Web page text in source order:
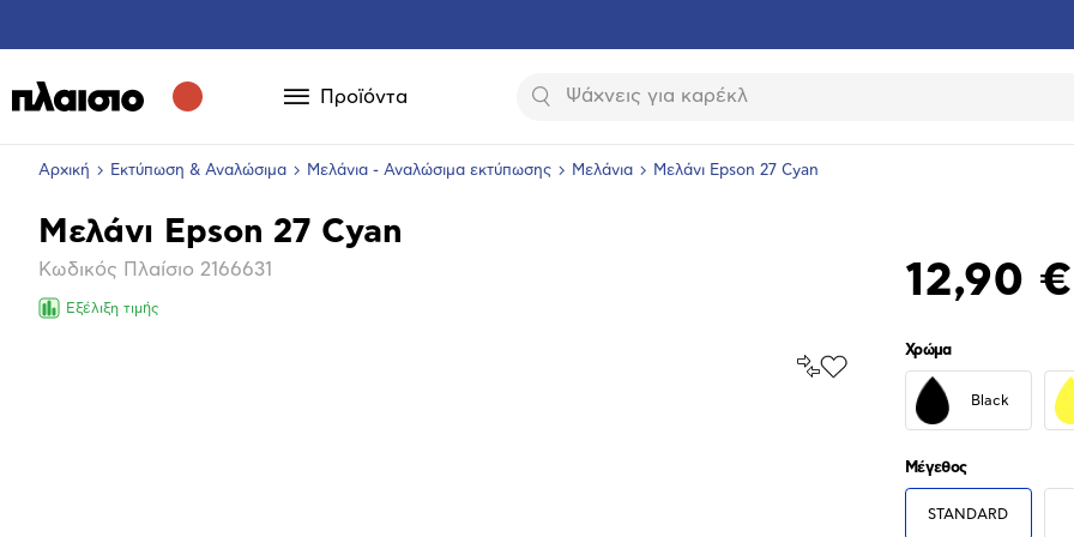
Προϊόντα Αναζήτηση
Αρχική Εκτύπωση & Αναλώσιμα Μελάνια - Αναλώσιμα εκτύπωσης Μελάνια Μελάνι Epson 27 Cyan
Βασικά
χαρακτηριστικά
Μελάνι Epson 27 Cyan
Κωδικός Πλαίσιο 2166631
Εξέλιξη τιμής
Σύγκρινέ
Προσθήκη
Αγαπημένα
12,90 €
Χρώμα
Black
Μέγεθος
STANDARD